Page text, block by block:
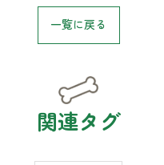
一覧に戻る
関連タグ
お気軽にお問い合わせください